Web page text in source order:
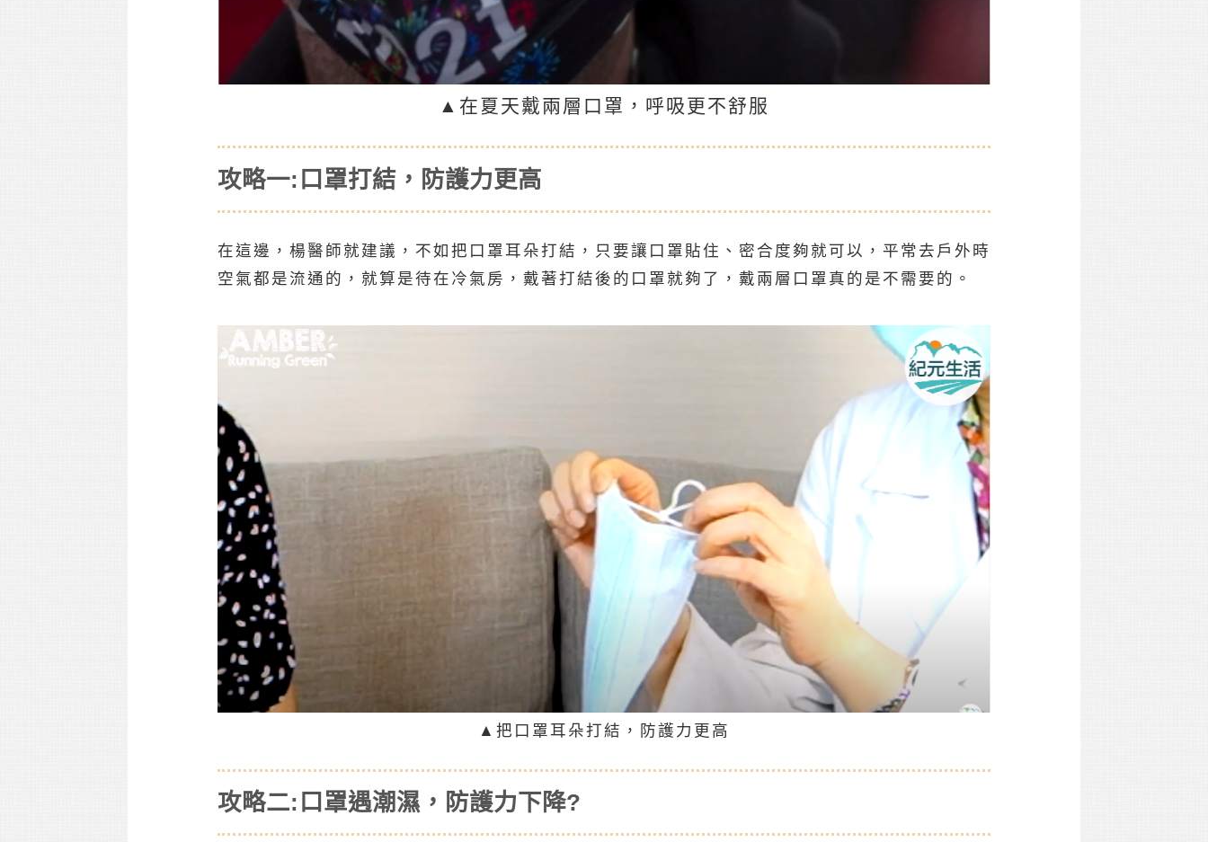
▲在夏天戴兩層口罩，呼吸更不舒服
攻略一:口罩打結，防護力更高
在這邊，楊醫師就建議，不如把口罩耳朵打結，只要讓口罩貼住、密合度夠就可以，平常去戶外時
空氣都是流通的，就算是待在冷氣房，戴著打結後的口罩就夠了，戴兩層口罩真的是不需要的。
▲把口罩耳朵打結，防護力更高
攻略二:口罩遇潮濕，防護力下降?